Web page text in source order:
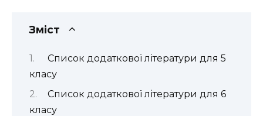
Зміст
Список додаткової літератури для 5
класу
Список додаткової літератури для 6
класу